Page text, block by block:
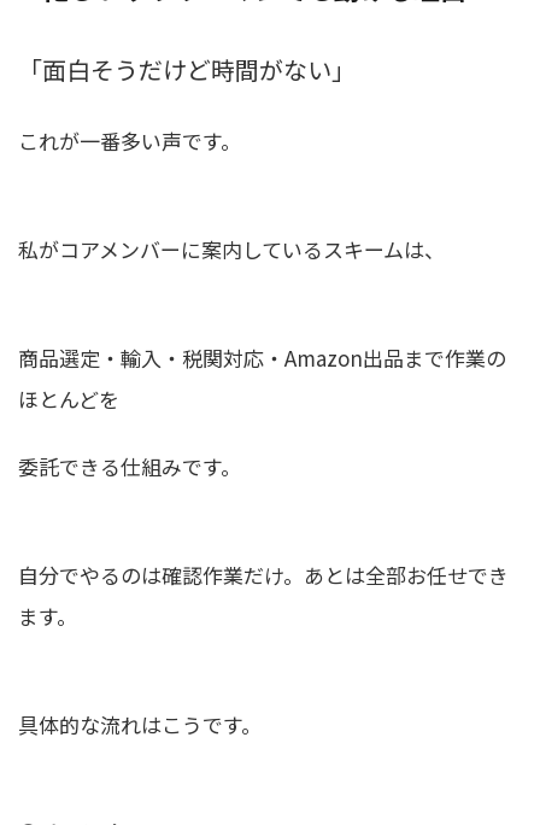
「面白そうだけど時間がない」
これが一番多い声です。
私がコアメンバーに案内しているスキームは、
商品選定・輸入・税関対応・Amazon出品まで作業の
ほとんどを
委託できる仕組みです。
自分でやるのは確認作業だけ。あとは全部お任せでき
ます。
具体的な流れはこうです。